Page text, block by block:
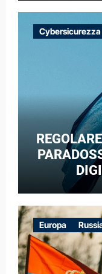
CASO
EUROPEE
Cybersicurezza
Europa